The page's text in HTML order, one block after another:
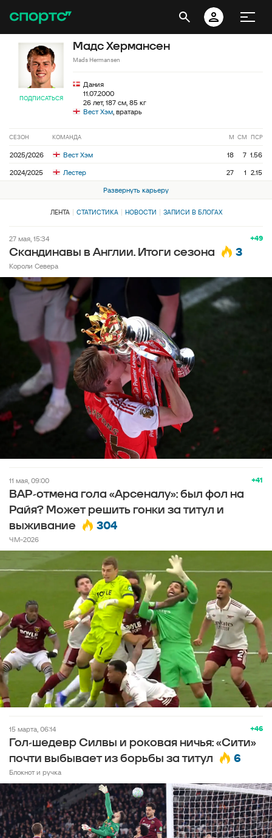
ПОДПИСАТЬСЯ
Мадс Хермансен
Mads Hermansen
Дания
11.07.2000
26 лет, 187 см, 85 кг
Вест Хэм, вратарь
СЕЗОН КОМАНДА М СМ ПСР
2025/2026 Вест Хэм 18 7 1.56
2024/2025
Лестер 27 1 2.15
Развернуть карьеру
ЛЕНТА СТАТИСТИКА НОВОСТИ ЗАПИСИ В БЛОГАХ
+49
27 мая, 15:34
Скандинавы в Англии. Итоги сезона 3
Короли Севера
+41
11 мая, 09:00
ВАР-отмена гола «Арсеналу»: был фол на
Райя? Может решить гонки за титул и
выживание
304
ЧМ-2026
+46
15 марта, 06:14
Гол-шедевр Силвы и роковая ничья: «Сити»
почти выбывает из борьбы за титул
6
Блокнот и ручка